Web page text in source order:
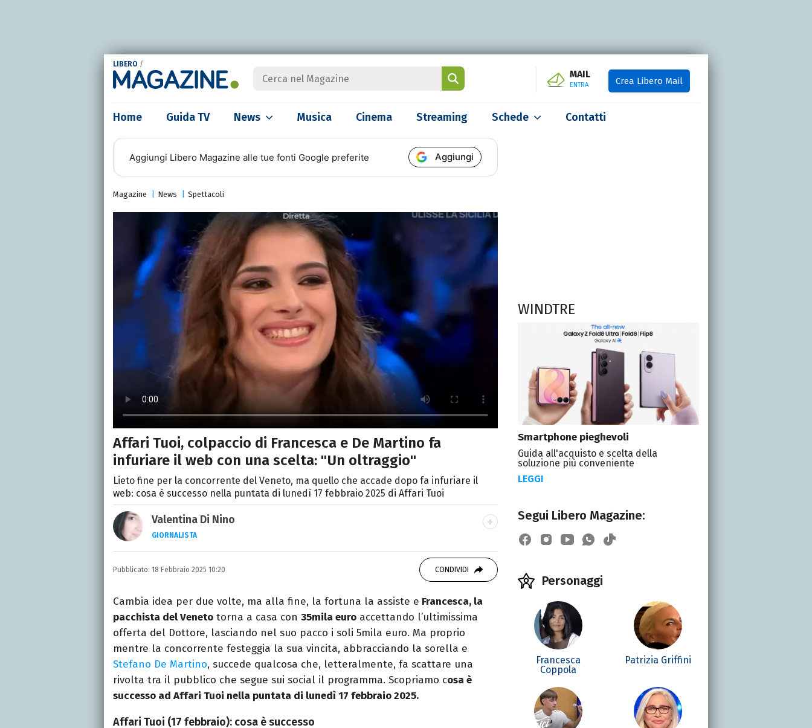
LIBERO /
MAIL
ENTRA Crea Libero Mail
Home Guida TV News Musica Cinema Streaming Schede Contatti
Aggiungi Libero Magazine alle tue fonti Google preferite Aggiungi
Magazine News Spettacoli
Affari Tuoi, colpaccio di Francesca e De Martino fa
infuriare il web con una scelta: "Un oltraggio"
Lieto fine per la concorrente del Veneto, ma quello che accade dopo fa infuriare il
web: cosa è successo nella puntata di lunedì 17 febbraio 2025 di Affari Tuoi
Valentina Di Nino
GIORNALISTA
LINKEDIN
INSTAGRAM FACEBOOK SITO
Romana, laurea in Scienze Politiche, giornalista per caso. Ho scritto
per quotidiani, settimanali, siti e agenzie, prevalentemente di cronaca
e spettacoli.
Pubblicato: 18 Febbraio 2025 10:20 CONDIVIDI
Cambia idea per due volte, ma alla fine, la fortuna la assiste e Francesca, la
pacchista del Veneto torna a casa con 35mila euro accettando l’ultimissima
offerta del Dottore, lasciando nel suo pacco i soli 5mila euro. Ma proprio
mentre la concorrente festeggia la sua vincita, abbracciando la sorella e
Stefano De Martino, succede qualcosa che, letteralmente, fa scattare una
rivolta tra il pubblico che segue sui social il programma. Scopriamo cosa è
successo ad Affari Tuoi nella puntata di lunedì 17 febbraio 2025.
Affari Tuoi (17 febbraio): cosa è successo
WINDTRE
Smartphone pieghevoli
Guida all'acquisto e scelta della
soluzione più conveniente
LEGGI
Segui Libero Magazine:
Personaggi
Francesca
Coppola
Patrizia Griffini